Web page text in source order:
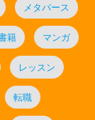
メタバース
籍 マンガ
レッスン
転職